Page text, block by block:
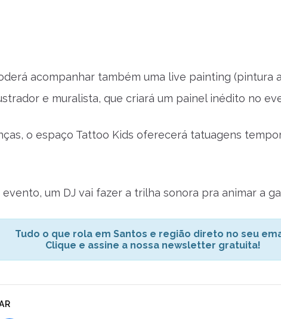
acompanhar também uma live painting (pintura
e muralista, que criará um painel inédito no
o espaço Tattoo Kids oferecerá tatuagens
um DJ vai fazer a trilha sonora pra animar a
Tudo o que rola em Santos e região direto no seu
Clique e assine a nossa newsletter gratuita!